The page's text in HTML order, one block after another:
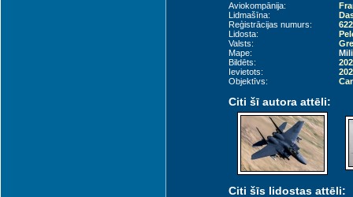
Aviokompānija:
Lidmašīna:
Reģistrācijas numurs:
622
Lidosta:
Valsts:
Mape:
Bildēts:
Ievietots:
Objektīvs:
Citi šī autora attēli:
Citi šīs lidostas attēli: